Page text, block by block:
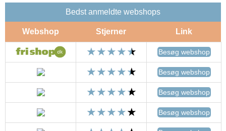
Bedst anmeldte webshops
Webshop Stjerner Link
Besøg webshop
Besøg webshop
Besøg webshop
Besøg webshop